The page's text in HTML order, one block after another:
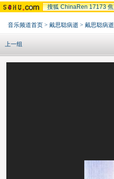
搜狐 ChinaRen 17173
音乐频道首页 > 戴思聪病逝 > 戴思聪病
上一组